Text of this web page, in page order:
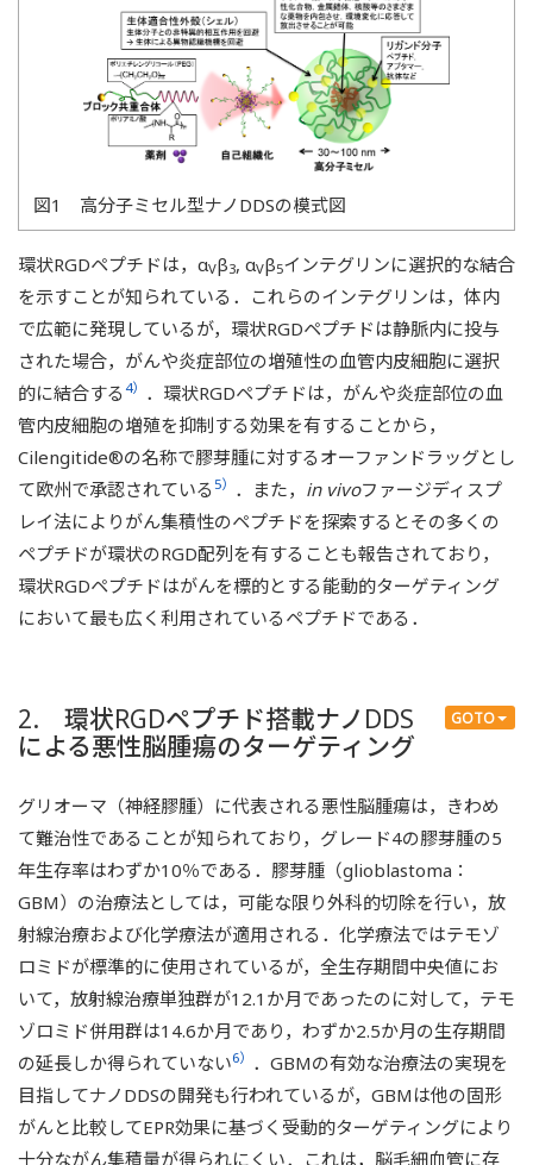
図1 高分子ミセル型ナノDDSの模式図
環状RGDペプチドは，αVβ3, αVβ5インテグリンに選択的な結合
を示すことが知られている．これらのインテグリンは，体内
で広範に発現しているが，環状RGDペプチドは静脈内に投与
された場合，がんや炎症部位の増殖性の血管内皮細胞に選択
的に結合する 4） ．環状RGDペプチドは，がんや炎症部位の血
管内皮細胞の増殖を抑制する効果を有することから，
Cilengitide®の名称で膠芽腫に対するオーファンドラッグとし
て欧州で承認されている 5） ．また， in vivoファージディスプ
レイ法によりがん集積性のペプチドを探索するとその多くの
ペプチドが環状のRGD配列を有することも報告されており，
環状RGDペプチドはがんを標的とする能動的ターゲティング
において最も広く利用されているペプチドである．
GOTO
2. 環状RGDペプチド搭載ナノDDS
による悪性脳腫瘍のターゲティング
グリオーマ（神経膠腫）に代表される悪性脳腫瘍は，きわめ
て難治性であることが知られており，グレード4の膠芽腫の5
年生存率はわずか10％である．膠芽腫（glioblastoma：
GBM）の治療法としては，可能な限り外科的切除を行い，放
射線治療および化学療法が適用される．化学療法ではテモゾ
ロミドが標準的に使用されているが，全生存期間中央値にお
いて，放射線治療単独群が12.1か月であったのに対して，テモ
ゾロミド併用群は14.6か月であり，わずか2.5か月の生存期間
の延長しか得られていない6） ．GBMの有効な治療法の実現を
目指してナノDDSの開発も行われているが，GBMは他の固形
がんと比較してEPR効果に基づく受動的ターゲティングにより
十分ながん集積量が得られにくい．これは，脳毛細血管に存